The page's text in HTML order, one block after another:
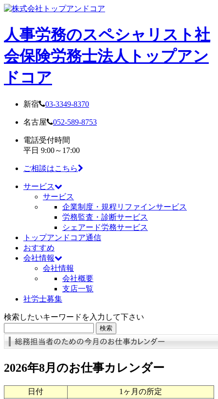
人事労務のスペシャリスト社
会保険労務士法人トップアン
ドコア
新宿 03-3349-8370
名古屋 052-589-8753
電話受付時間
平日 9:00～17:00
ご相談はこちら
サービス
サービス
企業制度・規程リファインサービス
労務監査・診断サービス
シェアード労務サービス
トップアンドコア通信
おすすめ
会社情報
会社情報
会社概要
支店一覧
社労士募集
検索したいキーワードを入力して下さい
2026年8月のお仕事カレンダー
日付 1ヶ月の所定